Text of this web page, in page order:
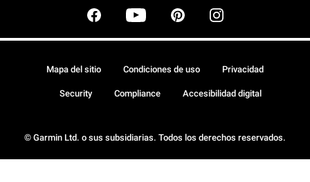
© Garmin Ltd. o sus subsidiarias. Todos los derechos reservados.
Mapa del sitio Condiciones de uso Privacidad
Security Compliance Accesibilidad digital